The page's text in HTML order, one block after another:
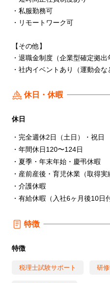
・私服勤務可
・リモートワーク可
【その他】
・退職⾦制度（企業型確定拠出
・社内イベントあり（運動会な
休日・休暇
休日
・完全週休2⽇（⼟⽇）・祝⽇
・年間休⽇120〜124⽇
・夏季・年末年始・慶弔休暇
・産前産後・育児休業（取得実
・介護休暇
・有給休暇（⼊社6ヶ⽉後10⽇
特徴
特徴
税理士試験サポート 研